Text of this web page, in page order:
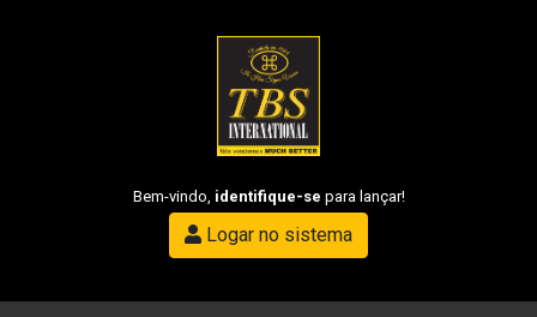
Bem-vindo, identifique-se para lançar!
Logar no sistema